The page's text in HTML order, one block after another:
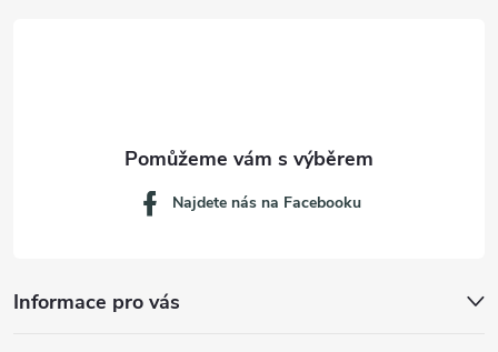
Informace pro vás
Najdete nás na Facebooku